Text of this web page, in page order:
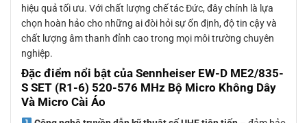
hiệu quả tối ưu. Với chất lượng chế tác Đức, đây chính là lựa
chọn hoàn hảo cho những ai đòi hỏi sự ổn định, độ tin cậy và
chất lượng âm thanh đỉnh cao trong mọi môi trường chuyên
nghiệp.
Đặc điểm nổi bật của Sennheiser EW-D ME2/835-
S SET (R1-6) 520-576 MHz Bộ Micro Không Dây
Và Micro Cài Áo